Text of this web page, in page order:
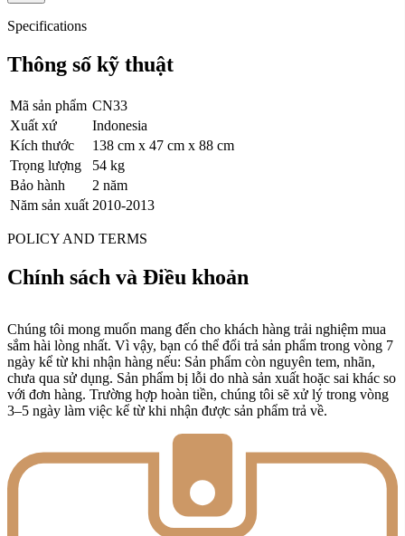
Specifications
Thông số kỹ thuật
Mã sản phẩm CN33
Xuất xứ
Indonesia
Kích thước
138 cm x 47 cm x 88 cm
Trọng lượng
54 kg
Bảo hành
2 năm
Năm sản xuất 2010-2013
POLICY AND TERMS
Chính sách và Điều khoản
Chúng tôi mong muốn mang đến cho khách hàng trải nghiệm mua
sắm hài lòng nhất. Vì vậy, bạn có thể đổi trả sản phẩm trong vòng 7
ngày kể từ khi nhận hàng nếu: Sản phẩm còn nguyên tem, nhãn,
chưa qua sử dụng. Sản phẩm bị lỗi do nhà sản xuất hoặc sai khác so
với đơn hàng. Trường hợp hoàn tiền, chúng tôi sẽ xử lý trong vòng
3–5 ngày làm việc kể từ khi nhận được sản phẩm trả về.